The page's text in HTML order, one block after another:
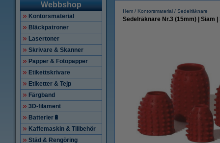
Webbshop
Kontorsmaterial
Bläckpatroner
Lasertoner
Skrivare & Skanner
Papper & Fotopapper
Etikettskrivare
Etiketter & Tejp
Färgband
3D-filament
Batterier🔋
Kaffemaskin & Tillbehör
Städ & Rengöring
Hem Kontorsmaterial Sedelräknare
Sedelräknare Nr.3 (15mm) | Siam |